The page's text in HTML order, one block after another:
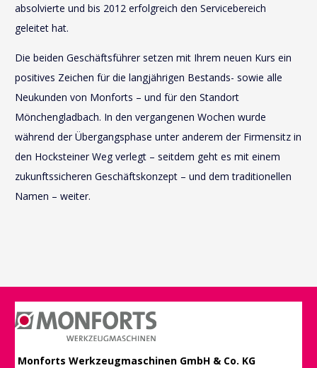
absolvierte und bis 2012 erfolgreich den Servicebereich
geleitet hat.
Die beiden Geschäftsführer setzen mit Ihrem neuen Kurs ein
positives Zeichen für die langjährigen Bestands- sowie alle
Neukunden von Monforts – und für den Standort
Mönchengladbach. In den vergangenen Wochen wurde
während der Übergangsphase unter anderem der Firmensitz in
den Hocksteiner Weg verlegt – seitdem geht es mit einem
zukunftssicheren Geschäftskonzept – und dem traditionellen
Namen – weiter.
Monforts Werkzeugmaschinen GmbH & Co. KG